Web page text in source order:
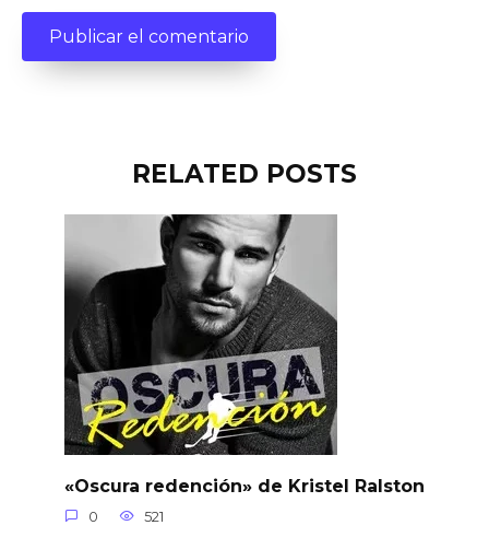
RELATED POSTS
«Oscura redención» de Kristel Ralston
0 521